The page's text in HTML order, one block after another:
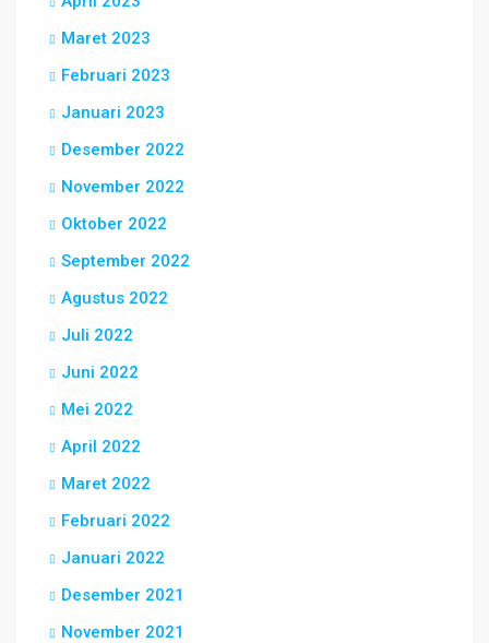
Maret 2023
Februari 2023
Januari 2023
Desember 2022
November 2022
Oktober 2022
September 2022
Agustus 2022
Juli 2022
Juni 2022
Mei 2022
April 2022
Maret 2022
Februari 2022
Januari 2022
Desember 2021
November 2021